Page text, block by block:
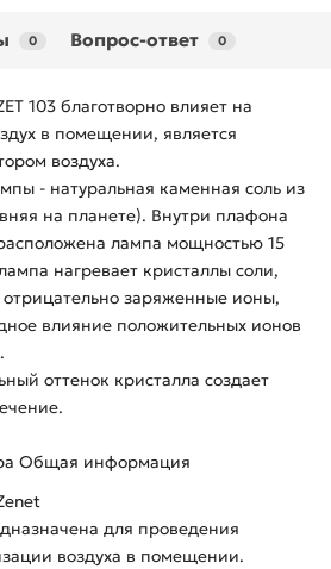
0 Вопрос-ответ 0
103 благотворно влияет на
в помещении, является
воздуха.
- натуральная каменная соль из
на планете). Внутри плафона
лампа мощностью 15
нагревает кристаллы соли,
заряженные ионы,
влияние положительных ионов
оттенок кристалла создает
Общая информация
для проведения
воздуха в помещении.